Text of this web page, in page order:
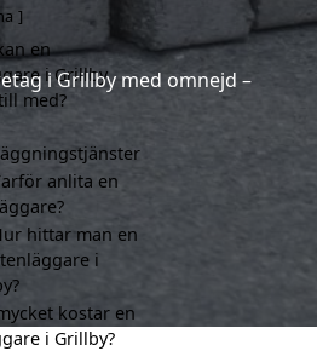
i Grillby med omnejd –
en
i Grillby
med?
anlita en
hittar man en
i
kostar en
i Grillby?